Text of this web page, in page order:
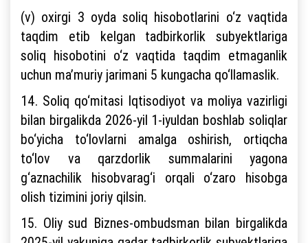
(v) oxirgi 3 oyda soliq hisobotlarini o‘z vaqtida
taqdim etib kelgan tadbirkorlik subyektlariga
soliq hisobotini o‘z vaqtida taqdim etmaganlik
uchun ma’muriy jarimani 5 kungacha qo‘llamaslik.
14. Soliq qo‘mitasi Iqtisodiyot va moliya vazirligi
bilan birgalikda 2026-yil 1-iyuldan boshlab soliqlar
bo‘yicha to‘lovlarni amalga oshirish, ortiqcha
to‘lov va qarzdorlik summalarini yagona
g‘aznachilik hisobvarag‘i orqali o‘zaro hisobga
olish tizimini joriy qilsin.
15. Oliy sud Biznes-ombudsman bilan birgalikda